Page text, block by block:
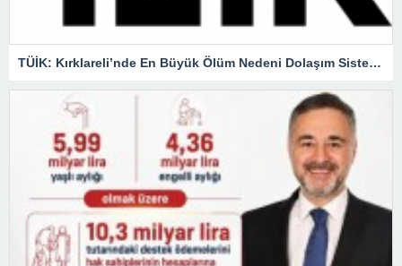
TÜİK: Kırklareli’nde En Büyük Ölüm Nedeni Dolaşım Sistemi Hastalıkları